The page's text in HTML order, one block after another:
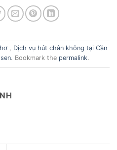
, Dịch vụ hút chân không tại Cần
. Bookmark the permalink.